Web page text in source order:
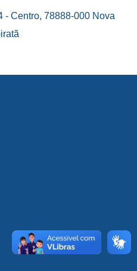
- Centro, 78888-000 Nova